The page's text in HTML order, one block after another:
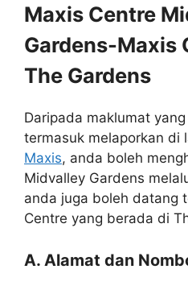
Maxis Centre
Gardens-Maxis
The Gardens
Daripada maklumat
termasuk melaporkan di
Maxis, anda boleh
Midvalley Gardens
anda juga boleh datang
Centre yang berada di
A. Alamat dan